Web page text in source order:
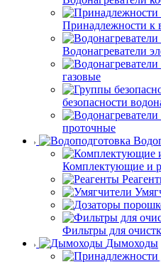
Принадлежности к
Водонагреватели
газовые
безопасности
проточные
Комплектующие и
Фильтры для
Дымоходы